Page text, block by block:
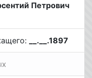
Петрович
__.__.1897